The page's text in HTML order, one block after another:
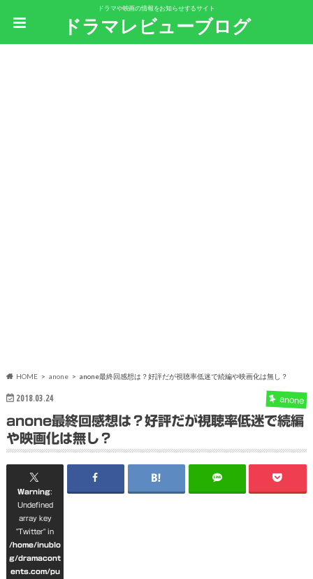
ドラマや映画の情報をお知らせするサイト
ドラマレビューブログ
HOME anone anone最終回感想は？好評だが視聴率低迷で続編や映画化は無し？
2018.03.24 anone
anone最終回感想は？好評だが視聴率低迷で続編
や映画化は無し？
Warning:
Undefined
array key
"Twitter" in
/home/inublo
g/dramacont
ents.com/pu